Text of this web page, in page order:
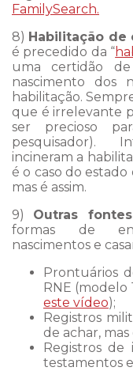
FamilySearch.
8) Habilitação de
é precedido da “
uma certidão
nascimento dos
habilitação.
que é irrelevante
ser precioso
pesquisador).
incineram a
é o caso do
mas é assim.
9) Outras
formas de
nascimentos e
Prontuários
RNE (modelo
este vídeo);
Registros
de achar, mas
Registros de
testamentos